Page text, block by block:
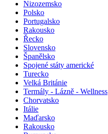
Nizozemsko
Polsko
Portugalsko
Rakousko
Řecko
Slovensko
Španělsko
Spojené státy americké
Turecko
Velká Británie
Termály - Lázně - Wellness
Chorvatsko
Itálie
Maďarsko
Rakousko